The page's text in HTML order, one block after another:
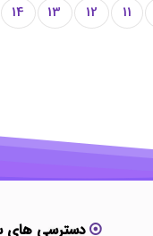
11
12
13
14
دسترسی های